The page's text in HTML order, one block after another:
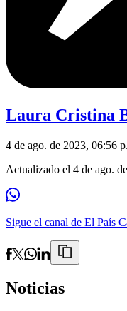
Laura Cristina
4 de ago. de 2023, 06:56
Actualizado el 4 de ago.
Sigue el canal de El País
Noticias